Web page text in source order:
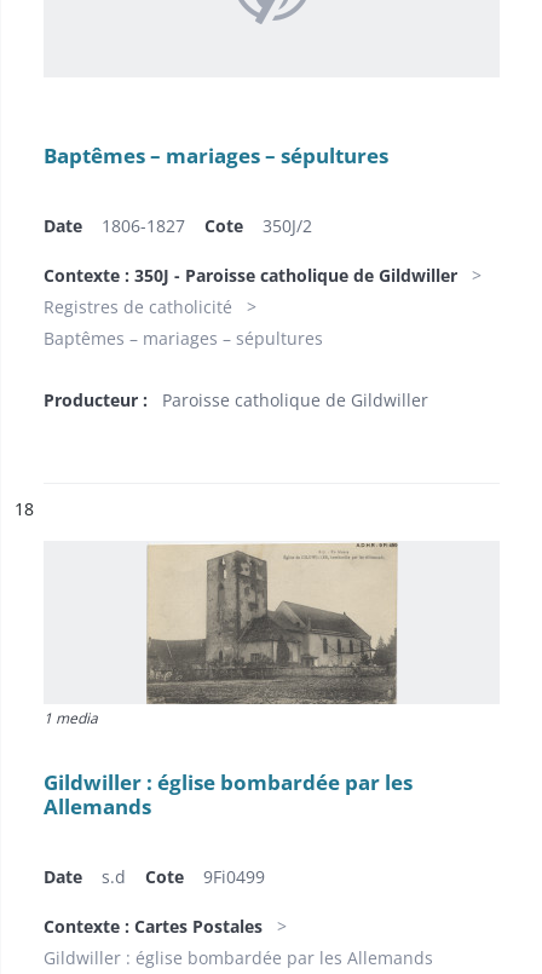
Baptêmes – mariages – sépultures
Date 1806-1827 Cote 350J/2
Contexte : 350J - Paroisse catholique de Gildwiller
Registres de catholicité
Baptêmes – mariages – sépultures
Producteur : Paroisse catholique de Gildwiller
n°
18
1 media
Gildwiller : église bombardée par les
Allemands
Date s.d Cote 9Fi0499
Contexte : Cartes Postales
Gildwiller : église bombardée par les Allemands